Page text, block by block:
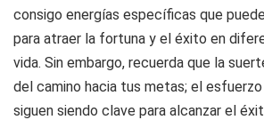
consigo energías específicas que
para atraer la fortuna y el éxito en
vida. Sin embargo, recuerda que la
del camino hacia tus metas; el
siguen siendo clave para alcanzar el